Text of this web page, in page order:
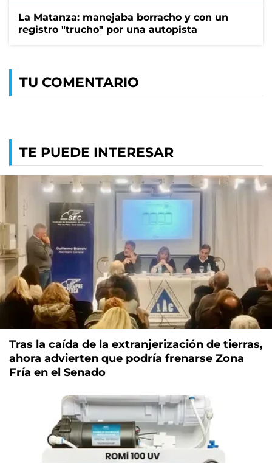
La Matanza: manejaba borracho y con un
registro "trucho" por una autopista
TU COMENTARIO
TE PUEDE INTERESAR
Tras la caída de la extranjerización de tierras,
ahora advierten que podría frenarse Zona
Fría en el Senado